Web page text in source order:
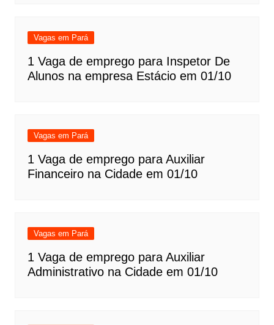
Vagas em Pará
1 Vaga de emprego para Inspetor De
Alunos na empresa Estácio em 01/10
Vagas em Pará
1 Vaga de emprego para Auxiliar
Financeiro na Cidade em 01/10
Vagas em Pará
1 Vaga de emprego para Auxiliar
Administrativo na Cidade em 01/10